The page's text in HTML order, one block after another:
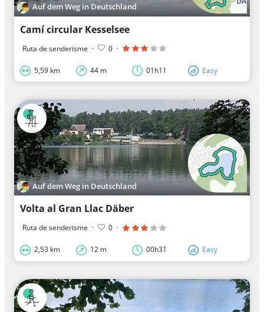
Auf dem Weg in Deutschland
Camí circular Kesselsee
Ruta de senderisme · 0 ·
5,59 km 44 m 01h11 Easy
Auf dem Weg in Deutschland
Volta al Gran Llac Däber
Ruta de senderisme · 0 ·
2,53 km 12 m 00h31 Easy